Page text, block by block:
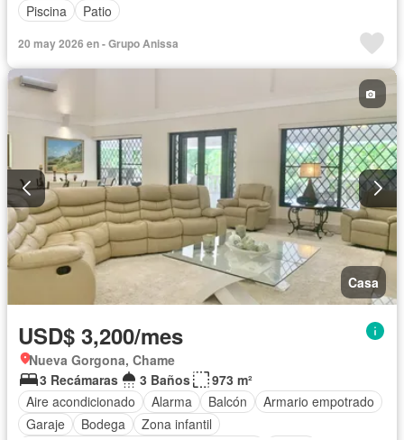
Piscina
Patio
20 may 2026 en - Grupo Anissa
Casa
USD$ 3,200/mes
Nueva Gorgona, Chame
3 Recámaras
3 Baños
973 m²
Aire acondicionado
Alarma Balcón
Armario empotrado
Garaje
Bodega
Zona infantil